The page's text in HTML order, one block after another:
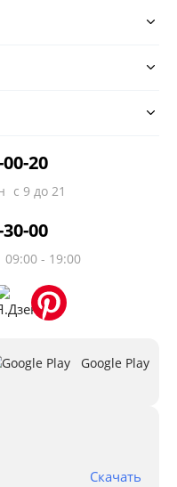
20
с 9 до 21
00
09:00 - 19:00
Google Play
Скачать